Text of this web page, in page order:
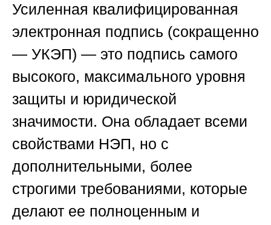
Усиленная квалифицированная
электронная подпись (сокращенно
— УКЭП) — это подпись самого
высокого, максимального уровня
защиты и юридической
значимости. Она обладает всеми
свойствами НЭП, но с
дополнительными, более
строгими требованиями, которые
делают ее полноценным и